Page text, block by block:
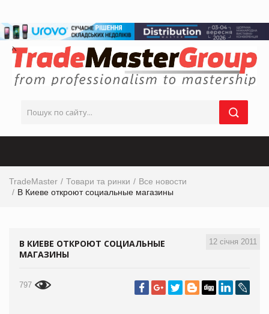
TradeMaster Товари та ринки
Все новости
В Киеве откроют социальные магазины
12 січня 2011
В КИЕВЕ ОТКРОЮТ СОЦИАЛЬНЫЕ
МАГАЗИНЫ
797